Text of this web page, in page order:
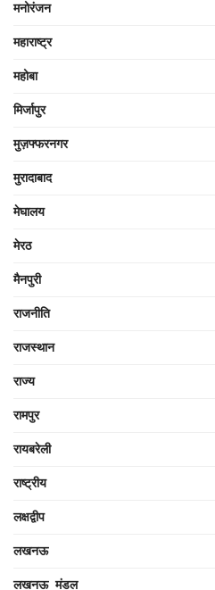
मनोरंजन
महाराष्ट्र
महोबा
मिर्जापुर
मुज़फ्फरनगर
मुरादाबाद
मेघालय
मेरठ
मैनपुरी
राजनीति
राजस्थान
राज्य
रामपुर
रायबरेली
राष्ट्रीय
लक्षद्वीप
लखनऊ
लखनऊ मंडल